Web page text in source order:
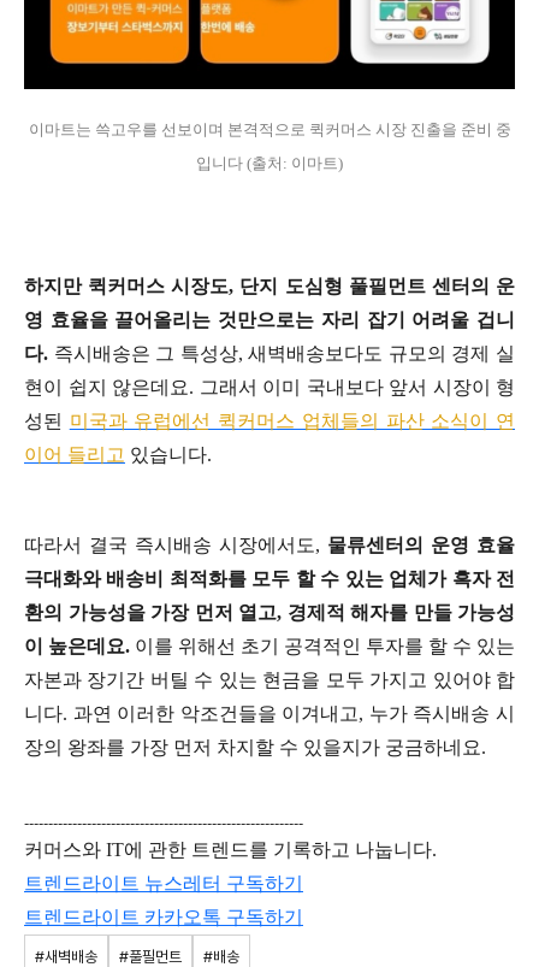
이마트는 쓱고우를 선보이며 본격적으로 퀵커머스 시장 진출을 준비 중
입니다 (출처: 이마트)
하지만 퀵커머스 시장도, 단지 도심형 풀필먼트 센터의 운
영 효율을 끌어올리는 것만으로는 자리 잡기 어려울 겁니
다. 즉시배송은 그 특성상, 새벽배송보다도 규모의 경제 실
현이 쉽지 않은데요. 그래서 이미 국내보다 앞서 시장이 형
성된 미국과 유럽에선 퀵커머스 업체들의 파산 소식이 연
이어 들리고 있습니다.
따라서 결국 즉시배송 시장에서도, 물류센터의 운영 효율
극대화와 배송비 최적화를 모두 할 수 있는 업체가 흑자 전
환의 가능성을 가장 먼저 열고, 경제적 해자를 만들 가능성
이 높은데요. 이를 위해선 초기 공격적인 투자를 할 수 있는
자본과 장기간 버틸 수 있는 현금을 모두 가지고 있어야 합
니다. 과연 이러한 악조건들을 이겨내고, 누가 즉시배송 시
장의 왕좌를 가장 먼저 차지할 수 있을지가 궁금하네요.
----------------------------------------------------------
커머스와 IT에 관한 트렌드를 기록하고 나눕니다.
트렌드라이트 뉴스레터 구독하기
트렌드라이트 카카오톡 구독하기
#새벽배송 #풀필먼트 #배송